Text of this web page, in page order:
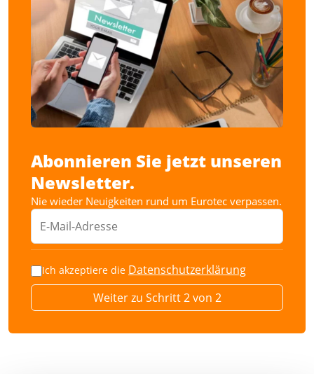
Abonnieren Sie jetzt unseren
Newsletter.
Nie wieder Neuigkeiten rund um Eurotec verpassen.
Ich akzeptiere die Datenschutzerklärung
Weiter zu Schritt 2 von 2